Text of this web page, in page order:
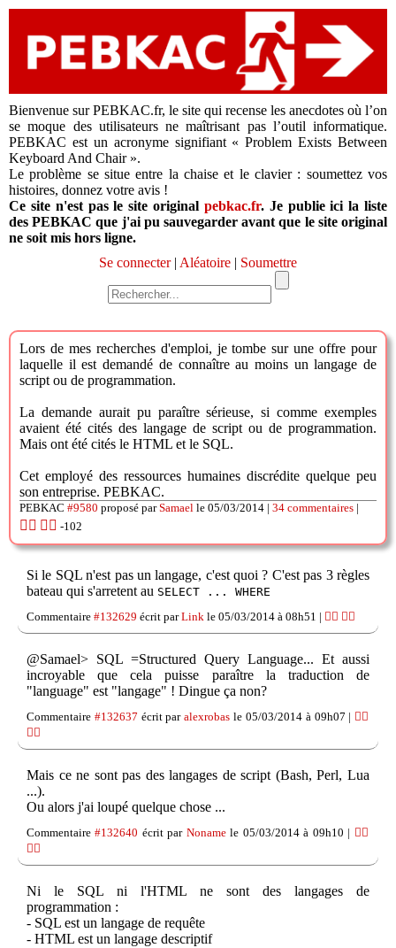
Bienvenue sur PEBKAC.fr, le site qui recense les anecdotes où l’on
se moque des utilisateurs ne maîtrisant pas l’outil informatique.
PEBKAC est un acronyme signifiant « Problem Exists Between
Keyboard And Chair ».
Le problème se situe entre la chaise et le clavier : soumettez vos
histoires, donnez votre avis !
Ce site n'est pas le site original pebkac.fr. Je publie ici la liste
des PEBKAC que j'ai pu sauvegarder avant que le site original
ne soit mis hors ligne.
Se connecter| Aléatoire | Soumettre
Lors de mes recherches d'emploi, je tombe sur une offre pour
laquelle il est demandé de connaître au moins un langage de
script ou de programmation.
La demande aurait pu paraître sérieuse, si comme exemples
avaient été cités des langage de script ou de programmation.
Mais ont été cités le HTML et le SQL.
Cet employé des ressources humaines discrédite quelque peu
son entreprise. PEBKAC.
PEBKAC #9580 proposé parSamael le 05/03/2014 | 34 commentaires |
👍🏽 👎🏽 -102
Si le SQL n'est pas un langage, c'est quoi ? C'est pas 3 règles
bateau qui s'arretent au SELECT ... WHERE
Commentaire #132629 écrit parLink le 05/03/2014 à 08h51 | 👍🏽 👎🏽
@Samael> SQL =Structured Query Language... Et aussi
incroyable que cela puisse paraître la traduction de
"language" est "langage" ! Dingue ça non?
Commentaire #132637 écrit paralexrobas le 05/03/2014 à 09h07 | 👍🏽
👎🏽
Mais ce ne sont pas des langages de script (Bash, Perl, Lua
...).
Ou alors j'ai loupé quelque chose ...
Commentaire#132640 écrit par Nonamele 05/03/2014 à 09h10 | 👍🏽
👎🏽
Ni le SQL ni l'HTML ne sont des langages de
programmation :
- SQL est un langage de requête
- HTML est un langage descriptif